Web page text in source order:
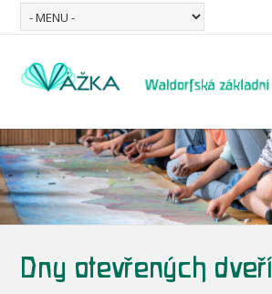
Dny otevřených dveří